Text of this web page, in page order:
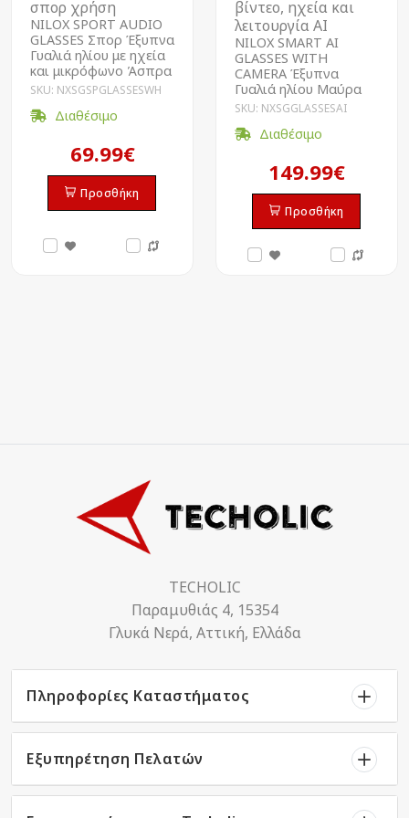
σπορ χρήση
NILOX SPORT AUDIO
GLASSES Σπορ Έξυπνα
Γυαλιά ηλίου με ηχεία
και μικρόφωνο Άσπρα
SKU: NXSGSPGLASSESWH
Διαθέσιμο
69.99€
Προσθήκη
βίντεο, ηχεία και
λειτουργία ΑΙ
NILOX SMART AI
GLASSES WITH
CAMERA Έξυπνα
Γυαλιά ηλίου Μαύρα
SKU: NXSGGLASSESAI
Διαθέσιμο
149.99€
Προσθήκη
TECHOLIC
Παραμυθιάς 4, 15354
Γλυκά Νερά, Αττική, Ελλάδα
Πληροφορίες Καταστήματος
Εξυπηρέτηση Πελατών